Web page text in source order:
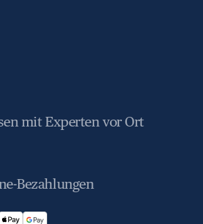
mit Experten vor Ort
Bezahlungen